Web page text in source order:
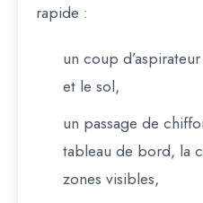
rapide :
un coup
et le sol,
un passage de
tableau de bord, la
zones visibles,